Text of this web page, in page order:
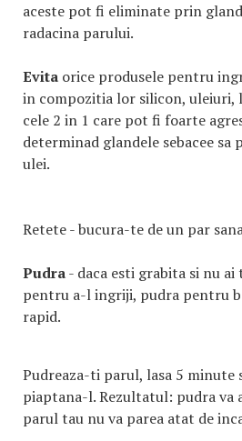
aceste pot fi eliminate prin
radacina parului.
Evita orice produsele pentru
in compozitia lor silicon, uleiuri,
cele 2 in 1 care pot fi foarte
determinad glandele sebacee sa
ulei.
Retete - bucura-te de un par
Pudra- daca esti grabita si nu
pentru a-l ingriji, pudra pentru
rapid.
Pudreaza-ti parul, lasa 5 minute
piaptana-l. Rezultatul: pudra va
parul tau nu va parea atat de